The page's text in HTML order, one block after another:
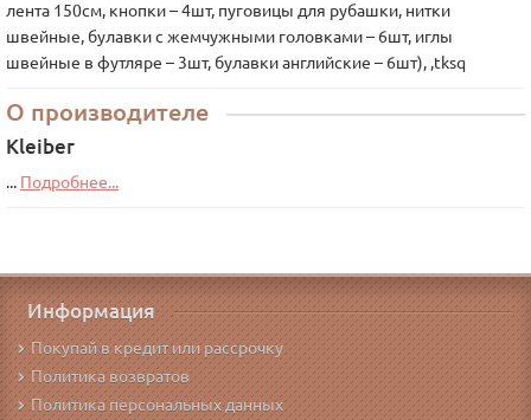
лента 150см, кнопки – 4шт, пуговицы для рубашки, нитки
швейные, булавки с жемчужными головками – 6шт, иглы
швейные в футляре – 3шт, булавки английские – 6шт), ,tksq
О производителе
Kleiber
... Подробнее...
Информация
Покупай в кредит или рассрочку
Политика возвратов
Политика персональных данных